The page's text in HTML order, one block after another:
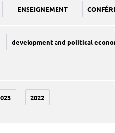
ENSEIGNEMENT
development and political
2022